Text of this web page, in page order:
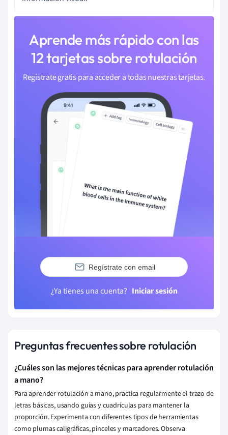
Aprende más rápido con las
12 tarjetas sobre rotulación
Regístrate gratis para acceder a todas nuestras tarjetas.
Regístrate con email
¿Ya tienes una cuenta? Iniciar sesión
Preguntas frecuentes sobre rotulación
¿Cuáles son las mejores técnicas para aprender rotulación
a mano?
Para aprender rotulación a mano, practica regularmente el trazo de
letras básicas, usando guías y cuadrículas para mantener la
proporción. Experimenta con diferentes tipos de herramientas
como plumas caligráficas, pinceles y marcadores. Observa